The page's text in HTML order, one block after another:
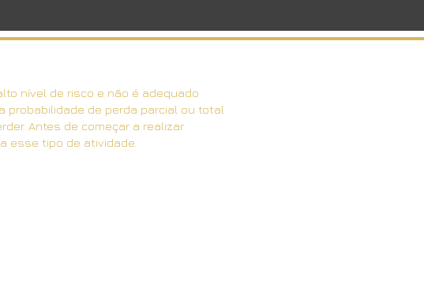
nível de risco e não é adequado
probabilidade de perda parcial ou total
Antes de começar a realizar
esse tipo de atividade.